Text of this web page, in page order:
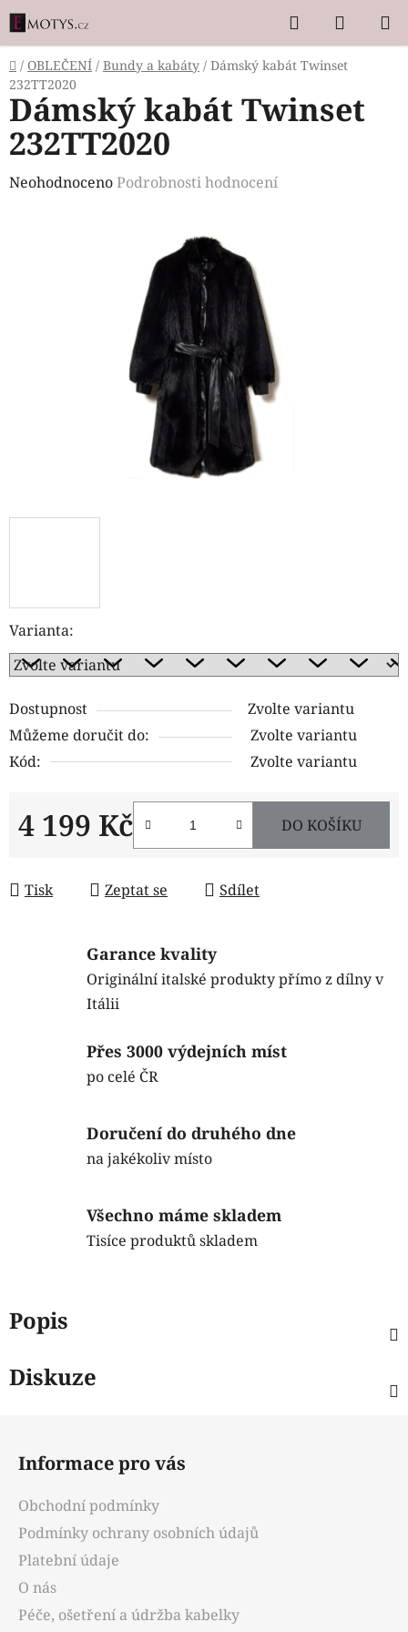
Přejít
na
obsah
Hledat
KOŠÍK
Domů
/ OBLEČENÍ / Bundy a kabáty / Dámský kabát Twinset
232TT2020
Varianta:
Dostupnost
Zvolte variantu
Můžeme doručit do:
Zvolte variantu
Kód:
Zvolte variantu
4 199 Kč DO KOŠÍKU
Tisk Zeptat se Sdílet
Dámský kabát Twinset
232TT2020
Průměrné
NeohodnocenoPodrobnosti hodnocení
Garance kvality
Originální italské produkty přímo z dílny v
Itálii
Přes 3000 výdejních míst
po celé ČR
Doručení do druhého dne
na jakékoliv místo
Všechno máme skladem
Tisíce produktů skladem
Popis
Diskuze
Informace pro vás
Obchodní podmínky
Podmínky ochrany osobních údajů
Platební údaje
O nás
Péče, ošetření a údržba kabelky